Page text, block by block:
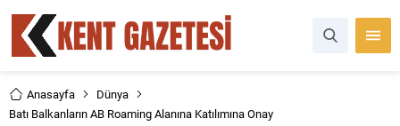
Anasayfa
Dünya
Batı Balkanların AB Roaming Alanına Katılımına Onay